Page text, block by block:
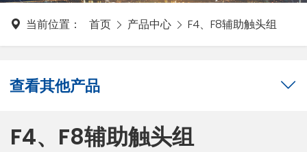
当前位置： 首页 产品中心 F4、F8辅助触头组
查看其他产品
F4、F8辅助触头组